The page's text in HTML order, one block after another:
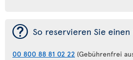
¯ So reservieren Sie
00 800 88 81 02 22 (Gebührenfrei